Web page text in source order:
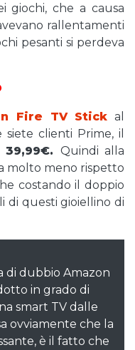
giochi, che a causa
rallentamenti
pesanti si perdeva
Fire TV Stick al
siete clienti Prime, il
39,99€. Quindi alla
molto meno rispetto
costando il doppio
di questi gioiellino di
di dubbio Amazon
in grado di
smart TV dalle
ovviamente che la
è il fatto che